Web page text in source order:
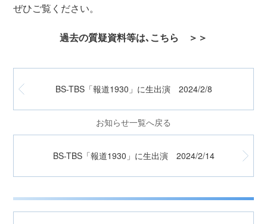
ぜひご覧ください。
過去の質疑資料等は､こちら ＞＞
BS-TBS「報道1930」に生出演 2024/2/8
お知らせ一覧へ戻る
BS-TBS「報道1930」に生出演 2024/2/14